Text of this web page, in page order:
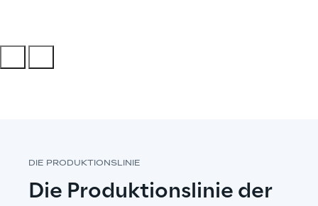
DIE PRODUKTIONSLINIE
Die Produktionslinie der